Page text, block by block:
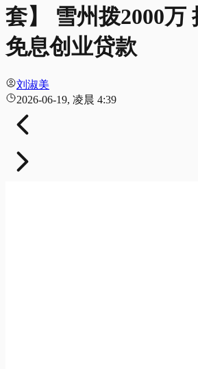
套】 雪州拨2000万
免息创业贷款
刘淑美
2026-06-19, 凌晨 4:39